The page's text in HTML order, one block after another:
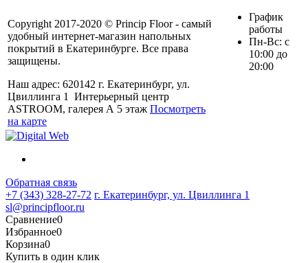
Copyright 2017-2020 © Princip Floor - самый
удобный интернет-магазин напольных
покрытий в Екатеринбурге. Все права
защищены.
Наш адрес: 620142 г. Екатеринбург, ул.
Цвиллинга 1 Интерьерный центр
ASTROOM, галерея А 5 этаж Посмотреть
на карте
График
работы
Пн-Вс: с
10:00 до
20:00
Обратная связь
+7 (343) 328-27-72 г. Екатеринбург, ул. Цвиллинга 1
sl@principfloor.ru
Сравнение0
Избранное0
Корзина0
Купить в один клик